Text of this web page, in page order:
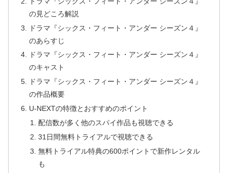
の見どころ解説
ドラマ『シックス・フィート・アンダー シーズン４』
のあらすじ
ドラマ『シックス・フィート・アンダー シーズン４』
のキャスト
ドラマ『シックス・フィート・アンダー シーズン４』
の作品概要
U-NEXTの特徴とおすすめのポイント
配信数が多く他のスパイ作品も視聴できる
31日間無料トライアルで視聴できる
無料トライアル特典の600ポイントで新作レンタル
も